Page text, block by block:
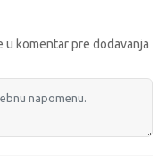
komentar pre dodavanja